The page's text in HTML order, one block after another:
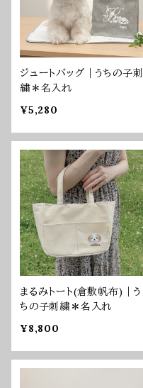
ジュートバッグ｜うちの子刺
繍＊名入れ
¥5,280
まるみトート(倉敷帆布)｜う
ちの子刺繍＊名入れ
¥8,800